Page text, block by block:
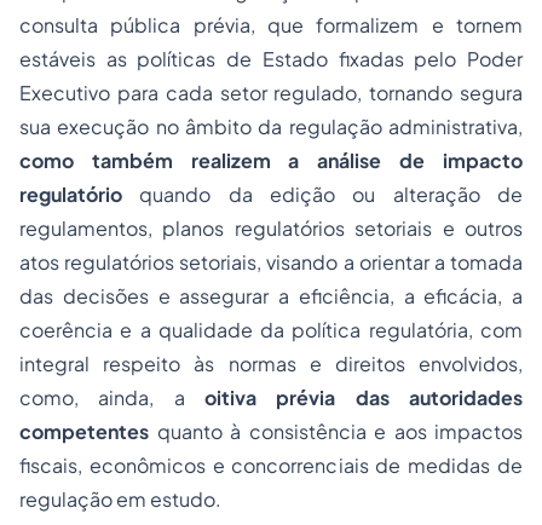
consulta pública prévia, que formalizem e tornem
estáveis as políticas de Estado fixadas pelo Poder
Executivo para cada setor regulado, tornando segura
sua execução no âmbito da regulação administrativa,
como também realizem a análise de impacto
regulatório quando da edição ou alteração de
regulamentos, planos regulatórios setoriais e outros
atos regulatórios setoriais, visando a orientar a tomada
das decisões e assegurar a eficiência, a eficácia, a
coerência e a qualidade da política regulatória, com
integral respeito às normas e direitos envolvidos,
como, ainda, a oitiva prévia das autoridades
competentes quanto à consistência e aos impactos
fiscais, econômicos e concorrenciais de medidas de
regulação em estudo.